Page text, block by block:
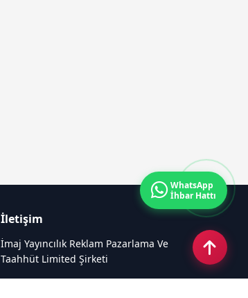
İletişim
İmaj Yayıncılık Reklam Pazarlama Ve
Taahhüt Limited Şirketi
WhatsApp
İhbar Hattı